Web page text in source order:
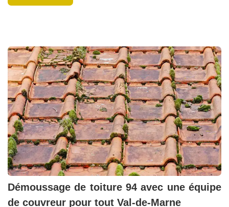
Démoussage de toiture 94 avec une équipe
de couvreur pour tout Val-de-Marne